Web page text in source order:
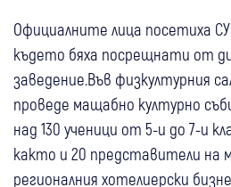
Официалните лица посетиха
където бяха посрещнати от
заведение.Във физкултурния
проведе мащабно културно
над 130 ученици от 5-и до 7-и
както и 20 представители на
регионалния хотелиерски